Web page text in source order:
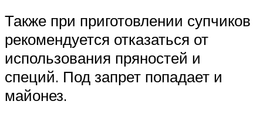
Также при приготовлении супчиков
рекомендуется отказаться от
использования пряностей и
специй. Под запрет попадает и
майонез.